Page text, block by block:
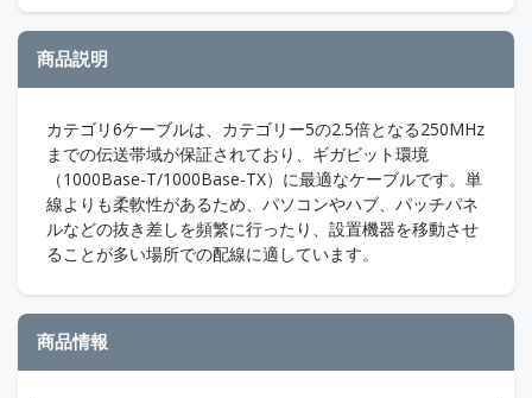
商品説明
カテゴリ6ケーブルは、カテゴリー5の2.5倍となる250MHz
までの伝送帯域が保証されており、ギガビット環境
（1000Base-T/1000Base-TX）に最適なケーブルです。単
線よりも柔軟性があるため、パソコンやハブ、パッチパネ
ルなどの抜き差しを頻繁に行ったり、設置機器を移動させ
ることが多い場所での配線に適しています。
商品情報